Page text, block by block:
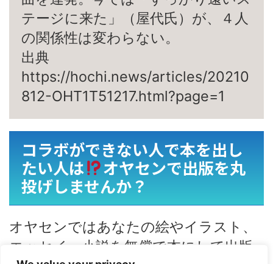
テージに来た」（屋代氏）が、４人
の関係性は変わらない。
出典
https://hochi.news/articles/20210
812-OHT1T51217.html?page=1
コラボができない人で本を出し
たい人は
オヤセンで出版を丸
投げしませんか？
オヤセンではあなたの絵やイラスト、
エッセイ、小説を無償で本にして出版